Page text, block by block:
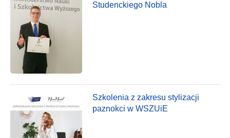
Studenckiego Nobla
Szkolenia z zakresu stylizacji
paznokci w WSZUiE